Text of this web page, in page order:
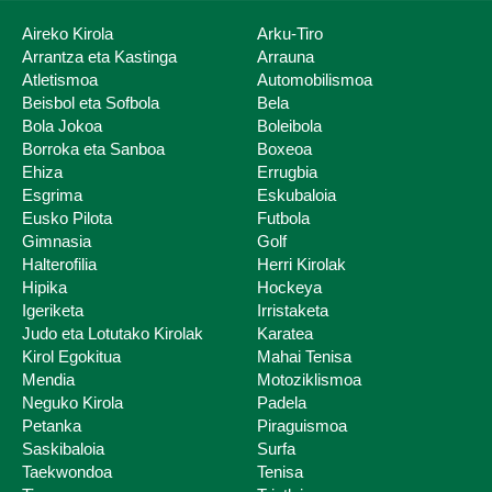
Eskola kirola
Aireko Kirola
Arku-Tiro
Arrantza eta Kastinga
Arrauna
Atletismoa
Automobilismoa
Beisbol eta Sofbola
Bela
Bola Jokoa
Boleibola
Borroka eta Sanboa
Boxeoa
Ehiza
Errugbia
Esgrima
Eskubaloia
Eusko Pilota
Futbola
Gimnasia
Golf
Halterofilia
Herri Kirolak
Hipika
Hockeya
Igeriketa
Irristaketa
Judo eta Lotutako Kirolak
Karatea
Kirol Egokitua
Mahai Tenisa
Mendia
Motoziklismoa
Neguko Kirola
Padela
Petanka
Piraguismoa
Saskibaloia
Surfa
Taekwondoa
Tenisa